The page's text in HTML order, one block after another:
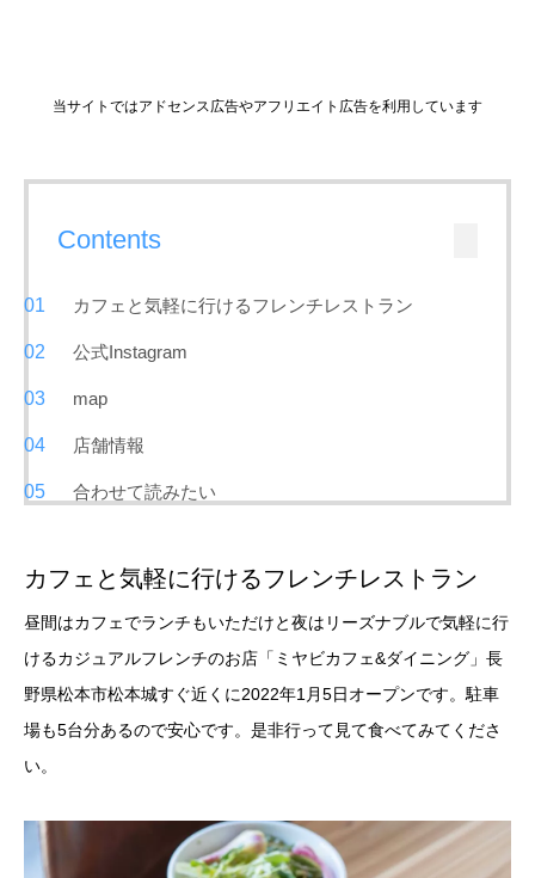
当サイトではアドセンス広告やアフリエイト広告を利用しています
Contents
カフェと気軽に行けるフレンチレストラン
公式Instagram
map
店舗情報
合わせて読みたい
カフェと気軽に行けるフレンチレストラン
昼間はカフェでランチもいただけと夜はリーズナブルで気軽に行
けるカジュアルフレンチのお店「ミヤビカフェ&ダイニング」長
野県松本市松本城すぐ近くに2022年1月5日オープンです。駐車
場も5台分あるので安心です。是非行って見て食べてみてくださ
い。